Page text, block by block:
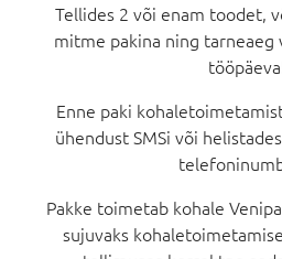
Tellides 2 või enam toodet,
mitme pakina ning tarneaeg
Enne paki
ühendust SMSi või
Pakke toimetab kohale
sujuvaks